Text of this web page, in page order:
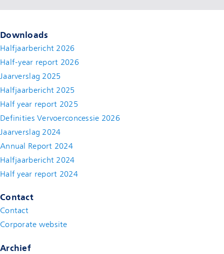
Downloads
Halfjaarbericht 2026
Half-year report 2026
Jaarverslag 2025
Halfjaarbericht 2025
Half year report 2025
Definities Vervoerconcessie 2026
Jaarverslag 2024
Annual Report 2024
Halfjaarbericht 2024
Half year report 2024(new window)
Contact
Contact
Corporate website
Archief